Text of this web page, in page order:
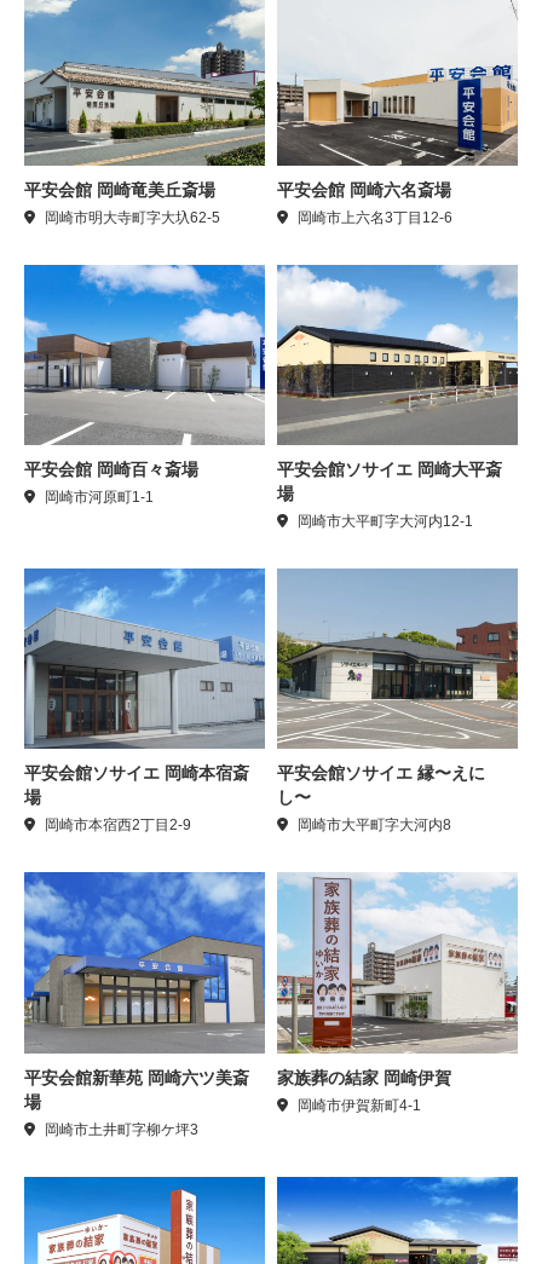
平安会館 岡崎竜美丘斎場
岡崎市明大寺町字大圦62-5
平安会館 岡崎六名斎場
岡崎市上六名3丁目12-6
平安会館 岡崎百々斎場
岡崎市河原町1-1
平安会館ソサイエ 岡崎大平斎
場
岡崎市大平町字大河内12-1
平安会館ソサイエ 岡崎本宿斎
場
岡崎市本宿西2丁目2-9
平安会館ソサイエ 縁〜えに
し〜
岡崎市大平町字大河内8
平安会館新華苑 岡崎六ツ美斎
場
岡崎市土井町字柳ケ坪3
家族葬の結家 岡崎伊賀
岡崎市伊賀新町4-1